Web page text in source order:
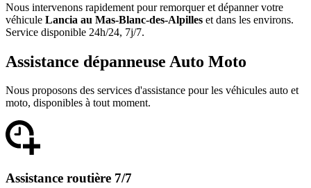
Nous intervenons rapidement pour remorquer et dépanner votre
véhicule Lancia au Mas-Blanc-des-Alpilles et dans les environs.
Service disponible 24h/24, 7j/7.
Assistance dépanneuse Auto Moto
Nous proposons des services d'assistance pour les véhicules auto et
moto, disponibles à tout moment.
Assistance routière 7/7